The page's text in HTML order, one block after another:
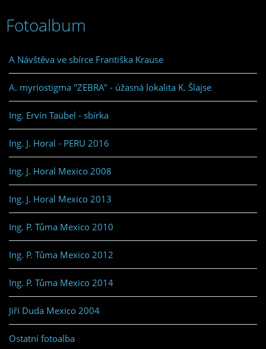
Fotoalbum
A Návštěva ve sbírce Františka Krause
A. myriostigma "ZEBRA" - úžasná lokalita K. Šlajse
Ing. Ervín Taübel - sbírka
Ing. J. Horal - PERU 2016
Ing. J. Horal Mexico 2008
Ing. J. Horal Mexico 2013
Ing. P. Tůma Mexico 2010
Ing. P. Tůma Mexico 2012
Ing. P. Tůma Mexico 2014
Jiří Duda Mexico 2004
Ostatní fotoalba